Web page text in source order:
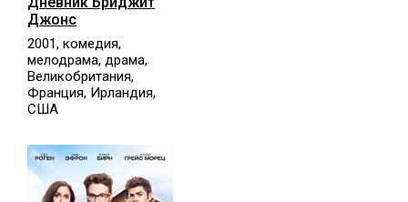
Джонс
2001, комедия,
мелодрама, драма,
Великобритания,
Франция, Ирландия,
США